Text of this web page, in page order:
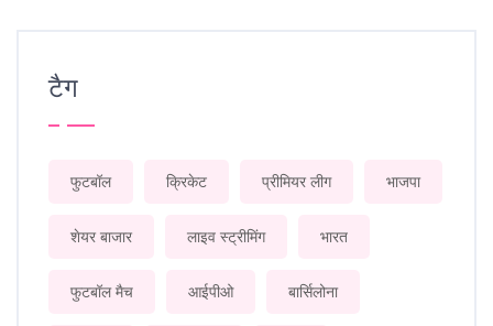
टैग
फुटबॉल क्रिकेट प्रीमियर लीग भाजपा
शेयर बाजार लाइव स्ट्रीमिंग भारत
फुटबॉल मैच आईपीओ बार्सिलोना